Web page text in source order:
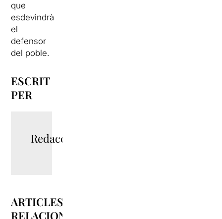
que
esdevindrà
el
defensor
del poble.
ESCRIT
PER
Redacció
ARTICLES
RELACIONATS